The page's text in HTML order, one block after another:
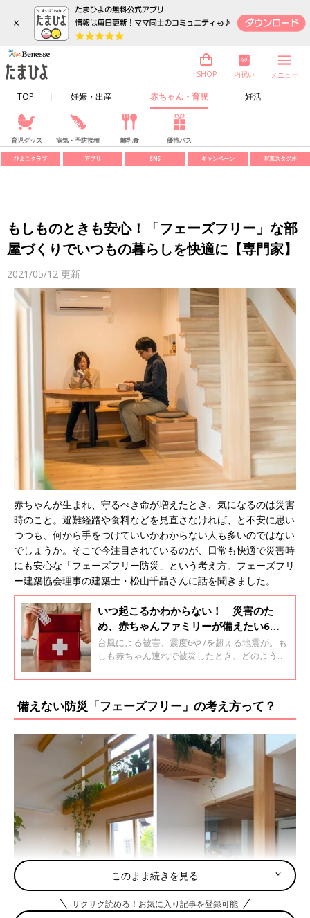
×
TOP 妊娠・出産 赤ちゃん・育児 妊活
SHOP 内祝い メニュー
育児グッズ 病気・予防接種 離乳食 優待パス
ひよこクラブ アプリ SNS キャンペーン 写真スタジオ
もしものときも安心！「フェーズフリー」な部
屋づくりでいつもの暮らしを快適に【専門家】
2021/05/12 更新
赤ちゃんが生まれ、守るべき命が増えたとき、気になるのは災害
時のこと。避難経路や食料などを見直さなければ、と不安に思い
つつも、何から手をつけていいかわからない人も多いのではない
でしょうか。そこで今注目されているのが、日常も快適で災害時
にも安心な「フェーズフリー防災 」という考え方。フェーズフリ
ー建築協会理事の建築士・松山千晶さんに話を聞きました。
いつ起こるかわからない！ 災害のた
め、赤ちゃんファミリーが備えたい6つ
のこと
台風による被害、震度6や7を超える地震が。も
しも赤ちゃん連れで被災したとき、どのように
自分のこととして感じられずに、被災時の対策
6つの備えを確認。
備えない防災「フェーズフリー」の考え方って？
このまま続きを見る
サクサク読める！お気に入り記事を登録可能